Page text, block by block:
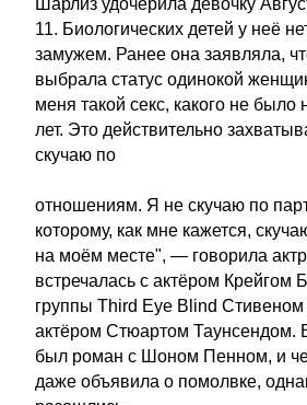
Шарлиз удочерила девочку
11. Биологических детей у неё
замужем. Ранее она заявляла,
выбрала статус одинокой
меня такой секс, какого не было
лет. Это действительно
скучаю по
отношениям. Я не скучаю по
которому, как мне кажется,
на моём месте", — говорила
встречалась с актёром Крейгом
группы Third Eye Blind
актёром Стюартом Таунсендом.
был роман с Шоном Пенном, и
даже объявила о помолвке,